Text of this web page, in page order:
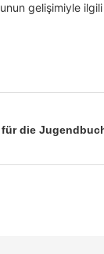
gelişimiyle
die